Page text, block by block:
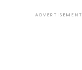
ADVERTISEMENT